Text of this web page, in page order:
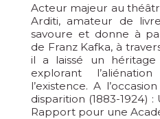
Acteur majeur au
Arditi, amateur de
savoure et donne à
de Franz Kafka, à
il a laissé un héritage
explorant
l’existence. A
disparition (1883-1924)
Rapport pour une